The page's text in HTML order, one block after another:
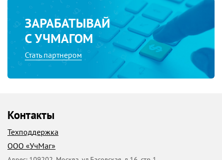
ЗАРАБАТЫВАЙ
С УЧМАГОМ
Стать партнером
Контакты
Техподдержка
ООО «УчМаг»